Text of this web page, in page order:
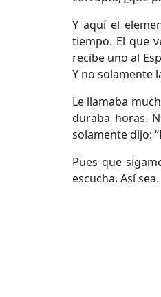
Y aquí el
tiempo. El que
recibe uno al
Y no solamente
Le llamaba
duraba horas.
solamente dijo:
Pues que
escucha. Así sea.